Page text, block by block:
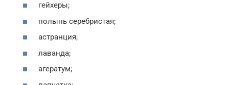
гейхеры;
полынь серебристая;
астранция;
лаванда;
агератум;